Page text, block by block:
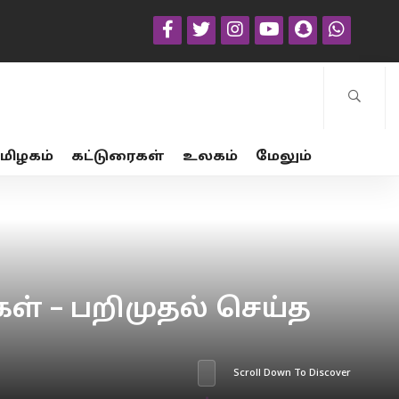
கட்டுரைகள் உலகம் மேலும்
– பறிமுதல் செய்த
Scroll Down To Discover